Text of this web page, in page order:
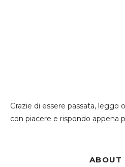
Grazie di essere passata,
con piacere e rispondo appena
ABOUT